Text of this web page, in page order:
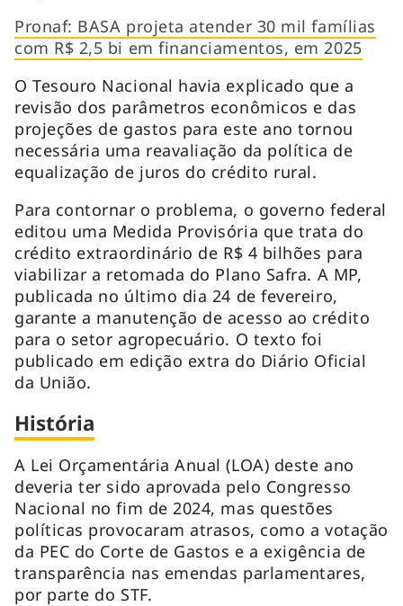
Pronaf: BASA projeta atender 30 mil famílias
com R$ 2,5 bi em financiamentos, em 2025
O Tesouro Nacional havia explicado que a
revisão dos parâmetros econômicos e das
projeções de gastos para este ano tornou
necessária uma reavaliação da política de
equalização de juros do crédito rural.
Para contornar o problema, o governo federal
editou uma Medida Provisória que trata do
crédito extraordinário de R$ 4 bilhões para
viabilizar a retomada do Plano Safra. A MP,
publicada no último dia 24 de fevereiro,
garante a manutenção de acesso ao crédito
para o setor agropecuário. O texto foi
publicado em edição extra do Diário Oficial
da União.
História
A Lei Orçamentária Anual (LOA) deste ano
deveria ter sido aprovada pelo Congresso
Nacional no fim de 2024, mas questões
políticas provocaram atrasos, como a votação
da PEC do Corte de Gastos e a exigência de
transparência nas emendas parlamentares,
por parte do STF.